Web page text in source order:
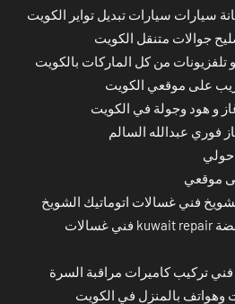
سيارات سيارات تبديل تواير الكويت
جوالات متنقل الكويت
من كل الماركات بالكويت
على موقعي الكويت
و هود وجولة في الكويت
فوري عبدالله السالم
حولي
موقعي
فني غسالات اتوماتيك الشويخ
صيانة غسالة ملابس النهضة kuwait repair فني غسالات
فني تركيب كاميرات مراقبة السرة
وهواتف بالمنزل في الكويت